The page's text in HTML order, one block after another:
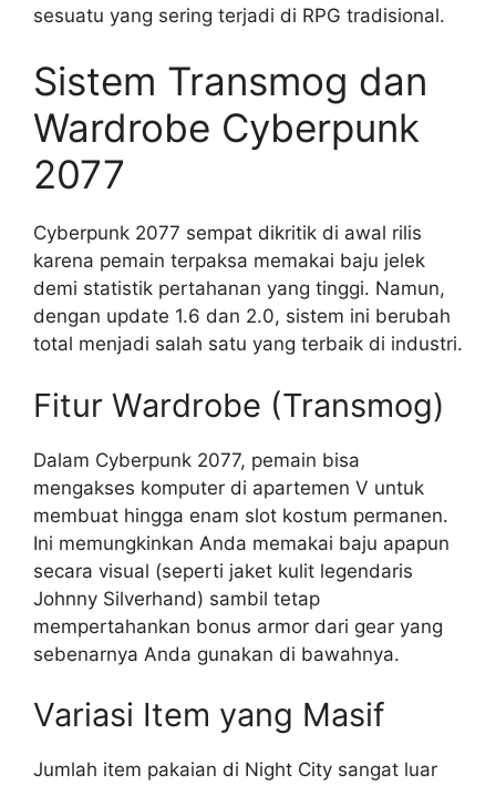
sesuatu yang sering terjadi di RPG tradisional.
Sistem Transmog dan
Wardrobe Cyberpunk
2077
Cyberpunk 2077 sempat dikritik di awal rilis
karena pemain terpaksa memakai baju jelek
demi statistik pertahanan yang tinggi. Namun,
dengan update 1.6 dan 2.0, sistem ini berubah
total menjadi salah satu yang terbaik di industri.
Fitur Wardrobe (Transmog)
Dalam Cyberpunk 2077, pemain bisa
mengakses komputer di apartemen V untuk
membuat hingga enam slot kostum permanen.
Ini memungkinkan Anda memakai baju apapun
secara visual (seperti jaket kulit legendaris
Johnny Silverhand) sambil tetap
mempertahankan bonus armor dari gear yang
sebenarnya Anda gunakan di bawahnya.
Variasi Item yang Masif
Jumlah item pakaian di Night City sangat luar